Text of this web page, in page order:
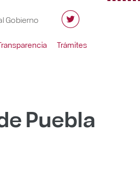
Gobierno
Trámites
Puebla